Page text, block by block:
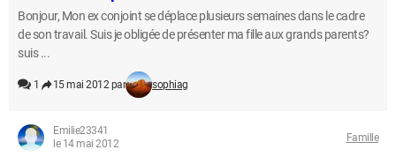
Bonjour, Mon ex conjoint se déplace plusieurs semaines dans le cadre
de son travail. Suis je obligée de présenter ma fille aux grands parents?
suis ...
1 15 mai 2012 par sophiag
Emilie23341
le 14 mai 2012
Famille